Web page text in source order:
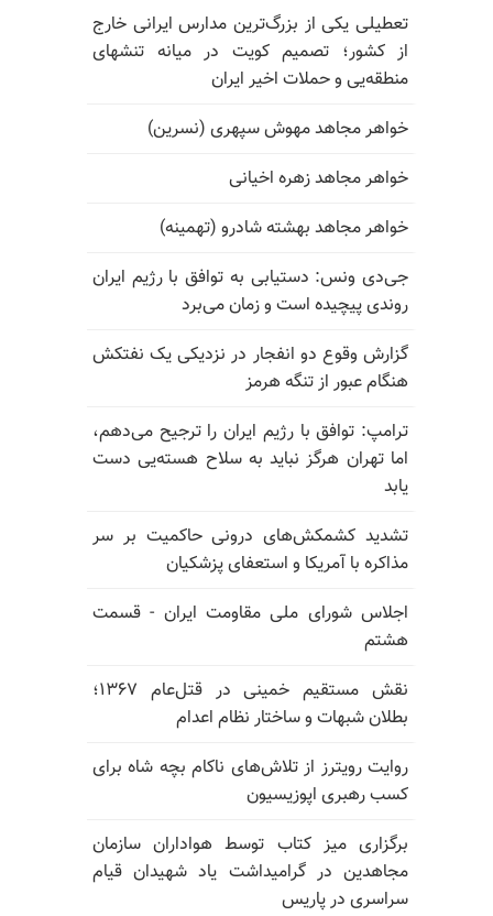
تعطیلی یکی از بزرگ‌ترین مدارس ایرانی خارج
از کشور؛ تصمیم کویت در میانه تنشهای
منطقه‌یی و حملات اخیر ایران
خواهر مجاهد مهوش سپهری (نسرین)
خواهر مجاهد زهره اخیانی
خواهر مجاهد بهشته شادرو (تهمینه)
جی‌دی ونس: دستیابی به توافق با رژیم ایران
روندی پیچیده است و زمان می‌برد
گزارش وقوع دو انفجار در نزدیکی یک نفتکش
هنگام عبور از تنگه هرمز
ترامپ: توافق با رژیم ایران را ترجیح می‌دهم،
اما تهران هرگز نباید به سلاح هسته‌یی دست
یابد
تشدید کشمکش‌های درونی حاکمیت بر سر
مذاکره با آمریکا و استعفای پزشکیان
اجلاس شورای ملی مقاومت ایران - قسمت
هشتم
نقش مستقیم خمینی در قتل‌عام ۱۳۶۷؛
بطلان شبهات و ساختار نظام اعدام
روایت رویترز از تلاش‌های ناکام بچه شاه برای
کسب رهبری اپوزیسیون
برگزاری میز کتاب توسط هواداران سازمان
مجاهدین در گرامیداشت یاد شهیدان قیام
سراسری در پاریس